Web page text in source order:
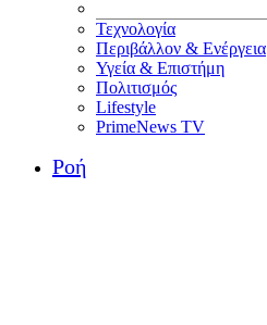
Τεχνολογία
Περιβάλλον & Ενέργεια
Υγεία & Επιστήμη
Πολιτισμός
Lifestyle
PrimeNews TV
Ροή